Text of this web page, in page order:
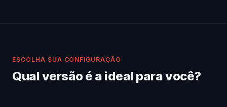
ESCOLHA SUA CONFIGURAÇÃO
Qual versão é a ideal para você?